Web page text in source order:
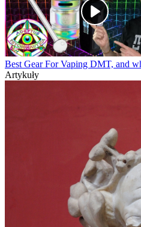
Best Gear For Vaping DMT, and
Artykuły